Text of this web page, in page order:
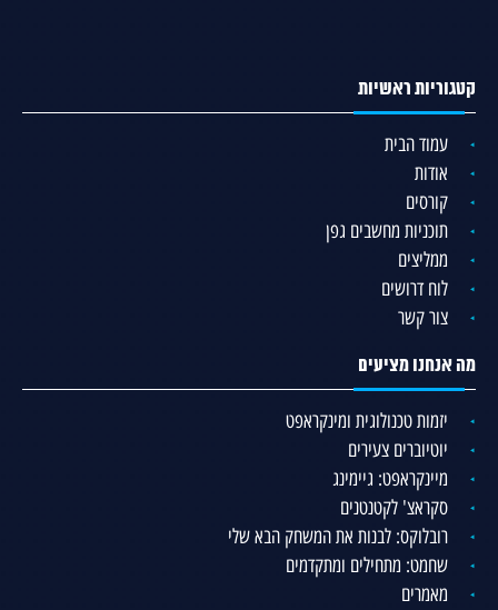
קטגוריות ראשיות
עמוד הבית
אודות
קורסים
תוכניות מחשבים גפן
ממליצים
לוח דרושים
צור קשר
מה אנחנו מציעים
יזמות טכנולוגית ומינקראפט
יוטיוברים צעירים
מיינקראפט: גיימינג
סקראצ' לקטנטנים
רובלוקס: לבנות את המשחק הבא שלי
שחמט: מתחילים ומתקדמים
מאמרים